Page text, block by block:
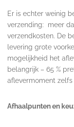
Er is echter weinig
verzending: meer
verzendkosten. De
levering grote
mogelijkheid het
belangrijk – 65 %
aflevermoment zelfs
Afhaalpunten en